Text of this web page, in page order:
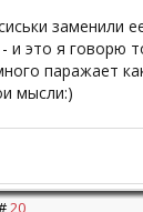
заменили
и это я говорю
паражает
мысли:)
20